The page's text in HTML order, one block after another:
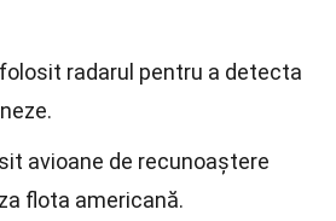
radarul pentru a detecta
avioane de recunoaștere
flota americană.